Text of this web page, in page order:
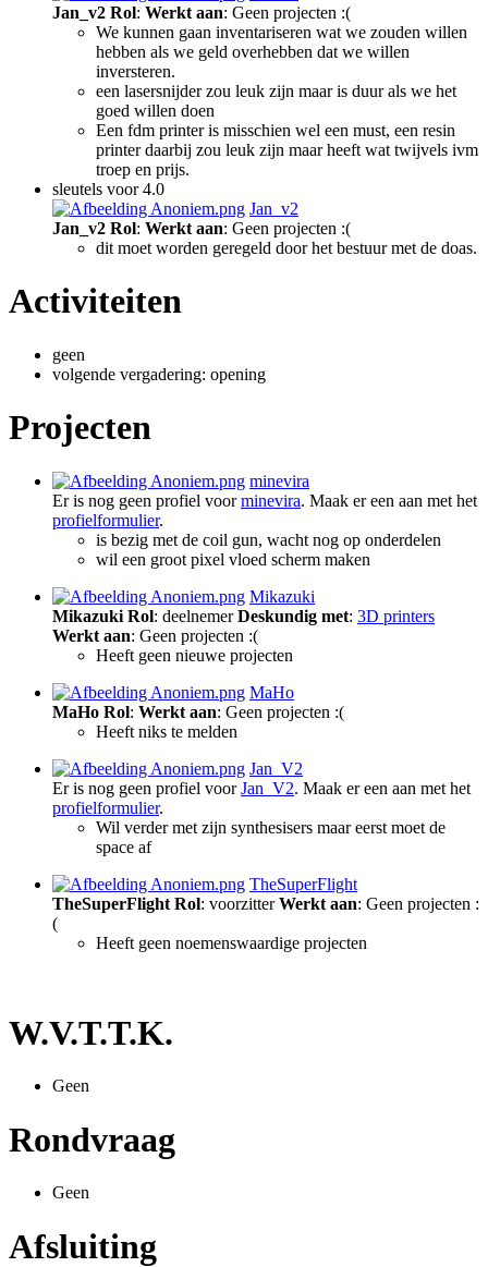
Jan_v2 Rol: Werkt aan: Geen projecten :(
We kunnen gaan inventariseren wat we zouden willen
hebben als we geld overhebben dat we willen
inversteren.
een lasersnijder zou leuk zijn maar is duur als we het
goed willen doen
Een fdm printer is misschien wel een must, een resin
printer daarbij zou leuk zijn maar heeft wat twijvels ivm
troep en prijs.
sleutels voor 4.0
Jan_v2
Jan_v2 Rol: Werkt aan: Geen projecten :(
dit moet worden geregeld door het bestuur met de doas.
Activiteiten
geen
volgende vergadering: opening
Projecten
minevira
Er is nog geen profiel voorminevira. Maak er een aan met het
profielformulier.
is bezig met de coil gun, wacht nog op onderdelen
wil een groot pixel vloed scherm maken
Mikazuki
Mikazuki Rol: deelnemerDeskundig met: 3D printers
Werkt aan: Geen projecten :(
Heeft geen nieuwe projecten
MaHo
MaHo Rol: Werkt aan: Geen projecten :(
Heeft niks te melden
Jan_V2
Er is nog geen profiel voorJan_V2. Maak er een aan met het
profielformulier.
Wil verder met zijn synthesisers maar eerst moet de
space af
TheSuperFlight
TheSuperFlight Rol: voorzitterWerkt aan: Geen projecten :
(
Heeft geen noemenswaardige projecten
W.V.T.T.K.
Geen
Rondvraag
Geen
Afsluiting